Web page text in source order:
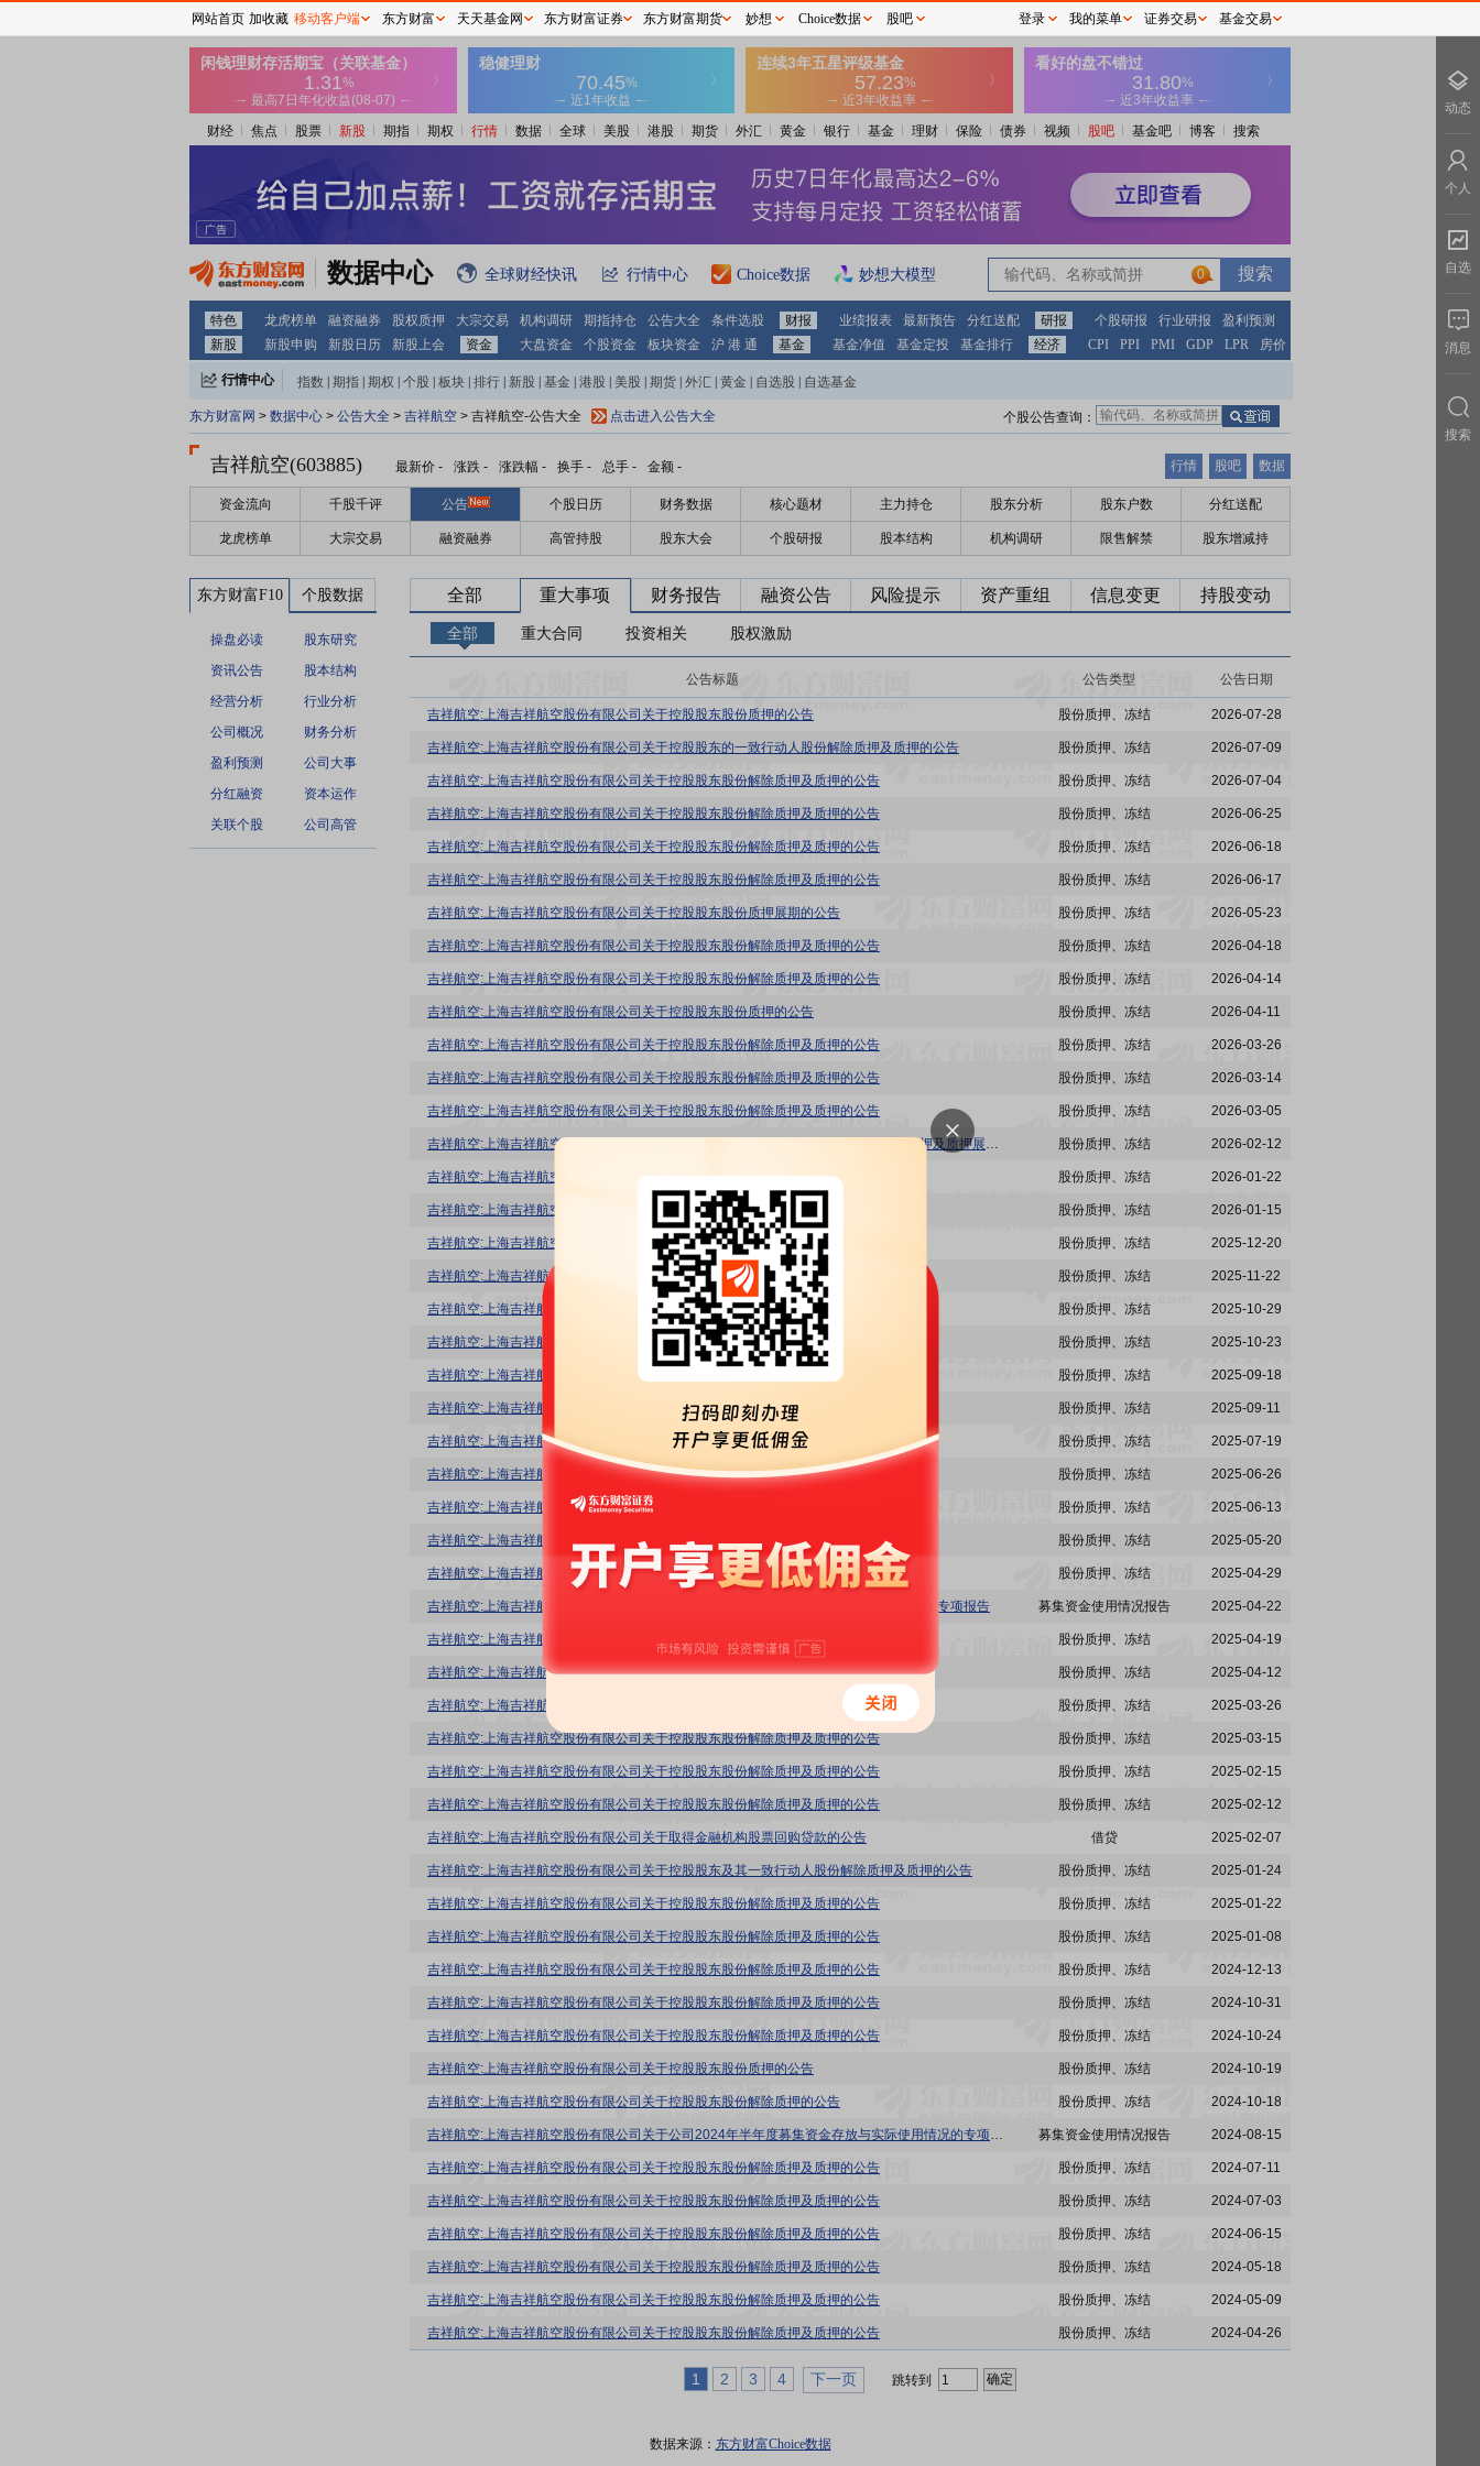
财经 焦点 股票 新股 期指 期权 行情 数据 全球 美股 港股 期货 外汇 黄金 银行 基金 理财 保险 债券 视频 股吧 基金吧 博客 搜索
数据中心 全球财经快讯 行情中心 Choice数据 妙想大模型 0
特色 龙虎榜单 融资融券 股权质押 大宗交易 机构调研 期指持仓 公告大全 条件选股 财报 业绩报表 最新预告 分红送配 研报 个股研报 行业研报
盈利预测
新股
新股申购 新股日历 新股上会 资金 大盘资金 个股资金 板块资金 沪 港 通 基金 基金净值 基金定投 基金排行 经济 CPI PPI PMI GDP LPR 房价
行情中心 指数 期指 期权 个股 板块 排行 新股 基金 港股 美股 期货 外汇 黄金 自选股 自选基金
东方财富网 > 数据中心 > 公告大全 > 吉祥航空 > 吉祥航空-公告大全 点击进入公告大全 个股公告查询：
吉祥航空(603885) 最新价 - 涨跌 - 涨跌幅 - 换手 - 总手 - 金额 - 行情 股吧 数据
资金流向 千股千评 公告 个股日历 财务数据 核心题材 主力持仓 股东分析 股东户数 分红送配
龙虎榜单 大宗交易 融资融券 高管持股 股东大会 个股研报 股本结构 机构调研 限售解禁 股东增减持
东方财富F10 个股数据
操盘必读
股东研究
资讯公告
股本结构
经营分析
行业分析
公司概况
财务分析
盈利预测
公司大事
分红融资
资本运作
关联个股
公司高管
全部 重大事项 财务报告 融资公告 风险提示 资产重组 信息变更 持股变动
全部 重大合同 投资相关 股权激励
公告标题 公告类型 公告日期
吉祥航空:上海吉祥航空股份有限公司关于控股股东股份质押的公告 股份质押、冻结 2026-07-28
吉祥航空:上海吉祥航空股份有限公司关于控股股东的一致行动人股份解除质押及质押的公告 股份质押、冻结 2026-07-09
吉祥航空:上海吉祥航空股份有限公司关于控股股东股份解除质押及质押的公告 股份质押、冻结 2026-07-04
吉祥航空:上海吉祥航空股份有限公司关于控股股东股份解除质押及质押的公告 股份质押、冻结 2026-06-25
吉祥航空:上海吉祥航空股份有限公司关于控股股东股份解除质押及质押的公告 股份质押、冻结 2026-06-18
吉祥航空:上海吉祥航空股份有限公司关于控股股东股份解除质押及质押的公告 股份质押、冻结 2026-06-17
吉祥航空:上海吉祥航空股份有限公司关于控股股东股份质押展期的公告 股份质押、冻结 2026-05-23
吉祥航空:上海吉祥航空股份有限公司关于控股股东股份解除质押及质押的公告 股份质押、冻结 2026-04-18
吉祥航空:上海吉祥航空股份有限公司关于控股股东股份解除质押及质押的公告 股份质押、冻结 2026-04-14
吉祥航空:上海吉祥航空股份有限公司关于控股股东股份质押的公告 股份质押、冻结 2026-04-11
吉祥航空:上海吉祥航空股份有限公司关于控股股东股份解除质押及质押的公告 股份质押、冻结 2026-03-26
吉祥航空:上海吉祥航空股份有限公司关于控股股东股份解除质押及质押的公告 股份质押、冻结 2026-03-14
吉祥航空:上海吉祥航空股份有限公司关于控股股东股份解除质押及质押的公告 股份质押、冻结 2026-03-05
吉祥航空:上海吉祥航空股份有限公司关于控股股东及其一致行动人股份解除质押、质押及质押展期的公告 股份质押、冻结 2026-02-12
吉祥航空:上海吉祥航空股份有限公司关于控股股东股份解除质押及质押的公告 股份质押、冻结 2026-01-22
吉祥航空:上海吉祥航空股份有限公司关于控股股东股份解除质押及质押的公告 股份质押、冻结 2026-01-15
吉祥航空:上海吉祥航空股份有限公司关于控股股东股份质押的公告 股份质押、冻结 2025-12-20
吉祥航空:上海吉祥航空股份有限公司关于控股股东股份解除质押的公告 股份质押、冻结 2025-11-22
吉祥航空:上海吉祥航空股份有限公司关于控股股东股份解除质押及质押的公告 股份质押、冻结 2025-10-29
吉祥航空:上海吉祥航空股份有限公司关于控股股东股份解除质押及质押的公告 股份质押、冻结 2025-10-23
吉祥航空:上海吉祥航空股份有限公司关于控股股东股份解除质押及质押的公告 股份质押、冻结 2025-09-18
吉祥航空:上海吉祥航空股份有限公司关于控股股东股份解除质押及质押的公告 股份质押、冻结 2025-09-11
吉祥航空:上海吉祥航空股份有限公司关于控股股东股份解除质押及质押的公告 股份质押、冻结 2025-07-19
吉祥航空:上海吉祥航空股份有限公司关于控股股东股份解除质押及质押的公告 股份质押、冻结 2025-06-26
吉祥航空:上海吉祥航空股份有限公司关于控股股东股份解除质押及质押的公告 股份质押、冻结 2025-06-13
吉祥航空:上海吉祥航空股份有限公司关于控股股东股份解除质押及质押的公告 股份质押、冻结 2025-05-20
吉祥航空:上海吉祥航空股份有限公司关于控股股东股份解除质押及质押的公告 股份质押、冻结 2025-04-29
吉祥航空:上海吉祥航空股份有限公司关于公司2024年度募集资金存放与实际使用情况的专项报告 募集资金使用情况报告 2025-04-22
吉祥航空:上海吉祥航空股份有限公司关于控股股东股份解除质押及质押的公告 股份质押、冻结 2025-04-19
吉祥航空:上海吉祥航空股份有限公司关于控股股东股份解除质押及质押的公告 股份质押、冻结 2025-04-12
吉祥航空:上海吉祥航空股份有限公司关于控股股东股份解除质押及质押的公告 股份质押、冻结 2025-03-26
吉祥航空:上海吉祥航空股份有限公司关于控股股东股份解除质押及质押的公告 股份质押、冻结 2025-03-15
吉祥航空:上海吉祥航空股份有限公司关于控股股东股份解除质押及质押的公告 股份质押、冻结 2025-02-15
吉祥航空:上海吉祥航空股份有限公司关于控股股东股份解除质押及质押的公告 股份质押、冻结 2025-02-12
吉祥航空:上海吉祥航空股份有限公司关于取得金融机构股票回购贷款的公告 借贷 2025-02-07
吉祥航空:上海吉祥航空股份有限公司关于控股股东及其一致行动人股份解除质押及质押的公告 股份质押、冻结 2025-01-24
吉祥航空:上海吉祥航空股份有限公司关于控股股东股份解除质押及质押的公告 股份质押、冻结 2025-01-22
吉祥航空:上海吉祥航空股份有限公司关于控股股东股份解除质押及质押的公告 股份质押、冻结 2025-01-08
吉祥航空:上海吉祥航空股份有限公司关于控股股东股份解除质押及质押的公告 股份质押、冻结 2024-12-13
吉祥航空:上海吉祥航空股份有限公司关于控股股东股份解除质押及质押的公告 股份质押、冻结 2024-10-31
吉祥航空:上海吉祥航空股份有限公司关于控股股东股份解除质押及质押的公告 股份质押、冻结 2024-10-24
吉祥航空:上海吉祥航空股份有限公司关于控股股东股份质押的公告 股份质押、冻结 2024-10-19
吉祥航空:上海吉祥航空股份有限公司关于控股股东股份解除质押的公告 股份质押、冻结 2024-10-18
吉祥航空:上海吉祥航空股份有限公司关于公司2024年半年度募集资金存放与实际使用情况的专项报告 募集资金使用情况报告 2024-08-15
吉祥航空:上海吉祥航空股份有限公司关于控股股东股份解除质押及质押的公告 股份质押、冻结 2024-07-11
吉祥航空:上海吉祥航空股份有限公司关于控股股东股份解除质押及质押的公告 股份质押、冻结 2024-07-03
吉祥航空:上海吉祥航空股份有限公司关于控股股东股份解除质押及质押的公告 股份质押、冻结 2024-06-15
吉祥航空:上海吉祥航空股份有限公司关于控股股东股份解除质押及质押的公告 股份质押、冻结 2024-05-18
吉祥航空:上海吉祥航空股份有限公司关于控股股东股份解除质押及质押的公告 股份质押、冻结 2024-05-09
吉祥航空:上海吉祥航空股份有限公司关于控股股东股份解除质押及质押的公告 股份质押、冻结 2024-04-26
1 2 3 4 下一页 跳转到
数据来源： 东方财富Choice数据
网站首页 加收藏 移动客户端 东方财富 天天基金网 东方财富证券 东方财富期货 妙想 Choice数据 股吧 登录 我的菜单 证券交易 基金交易
动态
个人
自选
消息
搜索